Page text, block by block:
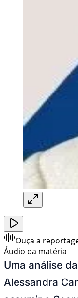
Ouça a
Áudio da matéria
Uma análise
Alessandra